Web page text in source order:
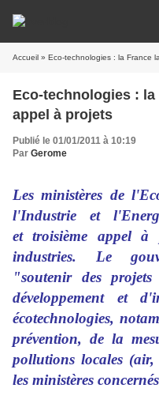
Accueil » Eco-technologies : la France
Eco-technologies : la
appel à projets
Publié le 01/01/2011 à 10:19
Par Gerome
Les ministères de
l'Industrie et
et troisième appel à
industries. Le
"soutenir des
développement et
écotechnologies,
prévention, de la
pollutions locales
les ministères